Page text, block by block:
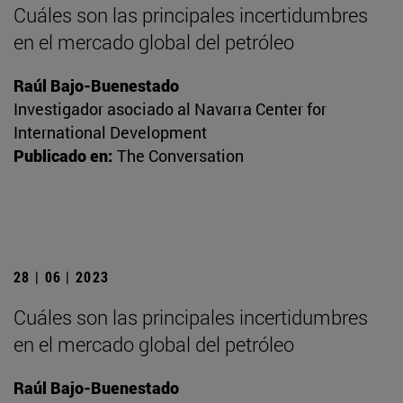
Cuáles son las principales incertidumbres
en el mercado global del petróleo
Raúl Bajo-Buenestado
Investigador asociado al Navarra Center for
International Development
Publicado en: The Conversation
28 | 06 | 2023
Cuáles son las principales incertidumbres
en el mercado global del petróleo
Raúl Bajo-Buenestado